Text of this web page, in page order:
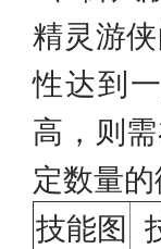
精灵游
性达到
高，则
定数量的
技能图